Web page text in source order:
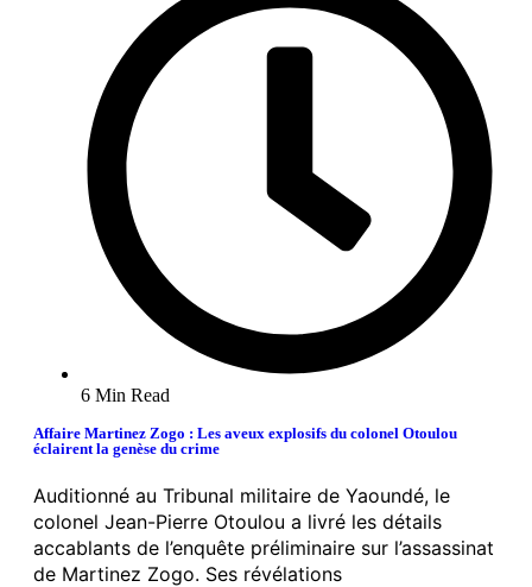
6 Min Read
Affaire Martinez Zogo : Les aveux explosifs du colonel Otoulou
éclairent la genèse du crime
Auditionné au Tribunal militaire de Yaoundé, le
colonel Jean-Pierre Otoulou a livré les détails
accablants de l’enquête préliminaire sur l’assassinat
de Martinez Zogo. Ses révélations